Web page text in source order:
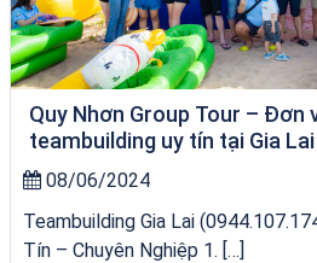
Quy Nhơn Group Tour – Đơn
teambuilding uy tín tại Gia Lai
08/06/2024
Teambuilding Gia Lai
Tín – Chuyên Nghiệp 1. […]